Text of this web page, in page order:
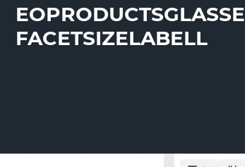
FACETSIZELABELL